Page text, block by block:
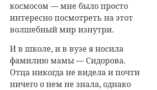
космосом — мне было просто
интересно посмотреть на этот
волшебный мир изнутри.
И в школе, и в вузе я носила
фамилию мамы — Сидорова.
Отца никогда не видела и почти
ничего о нем не знала, однако